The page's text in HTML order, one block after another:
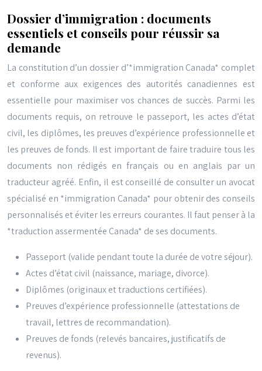
Dossier d’immigration : documents
essentiels et conseils pour réussir sa
demande
La constitution d’un dossier d’*immigration Canada* complet
et conforme aux exigences des autorités canadiennes est
essentielle pour maximiser vos chances de succès. Parmi les
documents requis, on retrouve le passeport, les actes d’état
civil, les diplômes, les preuves d’expérience professionnelle et
les preuves de fonds. Il est important de faire traduire tous les
documents non rédigés en français ou en anglais par un
traducteur agréé. Enfin, il est conseillé de consulter un avocat
spécialisé en *immigration Canada* pour obtenir des conseils
personnalisés et éviter les erreurs courantes. Il faut penser à la
*traduction assermentée Canada* de ses documents.
Passeport (valide pendant toute la durée de votre séjour).
Actes d’état civil (naissance, mariage, divorce).
Diplômes (originaux et traductions certifiées).
Preuves d’expérience professionnelle (attestations de
travail, lettres de recommandation).
Preuves de fonds (relevés bancaires, justificatifs de
revenus).